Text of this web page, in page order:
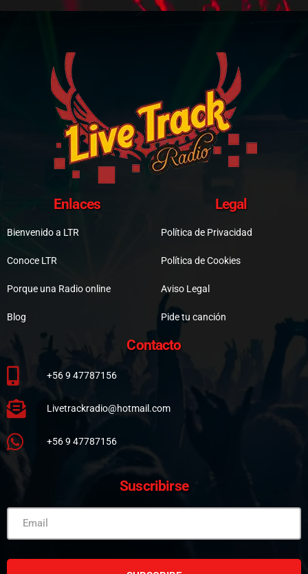
Enlaces
Bienvenido a LTR
Conoce LTR
Porque una Radio online
Blog
Legal
Política de Privacidad
Política de Cookies
Aviso Legal
Pide tu canción
Contacto
+56 9 47787156
Livetrackradio@hotmail.com
+56 9 47787156
Suscribirse